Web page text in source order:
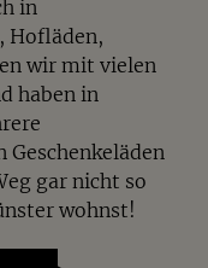
in
Hofläden,
wir mit vielen
haben in
Geschenkeläden
gar nicht so
wohnst!